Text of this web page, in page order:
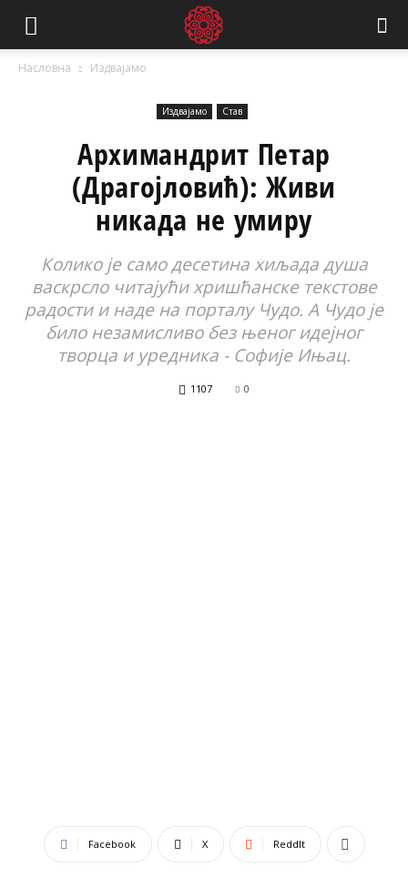
Насловна Издвајамо
Издвајамо Став
Архимандрит Петар
(Драгојловић): Живи
никада не умиру
Колико је само десетина хиљада душа
васкрсло читајући хришћанске текстове
радости и наде на порталу Чудо. А Чудо је
било незамисливо без њеног идејног
творца и уредника - Софије Ињац.
1107 0
Facebook X ReddIt